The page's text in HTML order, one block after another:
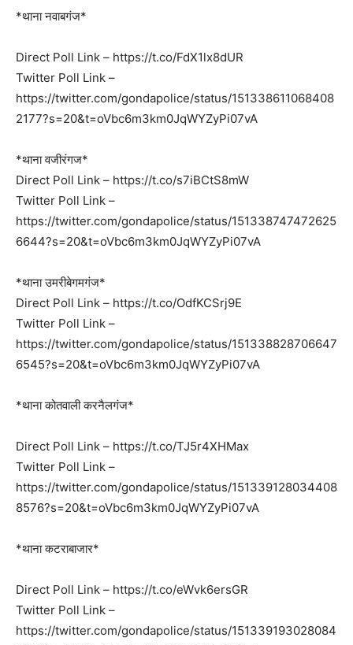
*थाना नवाबगंज*
Direct Poll Link – https://t.co/FdX1lx8dUR
Twitter Poll Link –
https://twitter.com/gondapolice/status/151338611068408
2177?s=20&t=oVbc6m3km0JqWYZyPi07vA
*थाना वजीरंगज*
Direct Poll Link – https://t.co/s7iBCtS8mW
Twitter Poll Link –
https://twitter.com/gondapolice/status/151338747472625
6644?s=20&t=oVbc6m3km0JqWYZyPi07vA
*थाना उमरीबेगमगंज*
Direct Poll Link – https://t.co/OdfKCSrj9E
Twitter Poll Link –
https://twitter.com/gondapolice/status/151338828706647
6545?s=20&t=oVbc6m3km0JqWYZyPi07vA
*थाना कोतवाली करनैलगंज*
Direct Poll Link – https://t.co/TJ5r4XHMax
Twitter Poll Link –
https://twitter.com/gondapolice/status/151339128034408
8576?s=20&t=oVbc6m3km0JqWYZyPi07vA
*थाना कटराबाजार*
Direct Poll Link – https://t.co/eWvk6ersGR
Twitter Poll Link –
https://twitter.com/gondapolice/status/151339193028084